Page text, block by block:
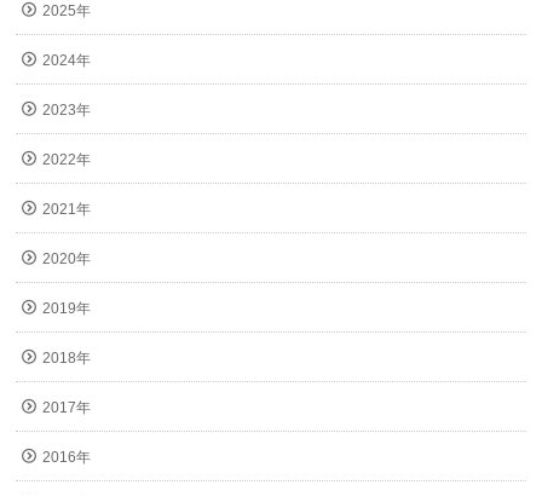
2025年
2024年
2023年
2022年
2021年
2020年
2019年
2018年
2017年
2016年